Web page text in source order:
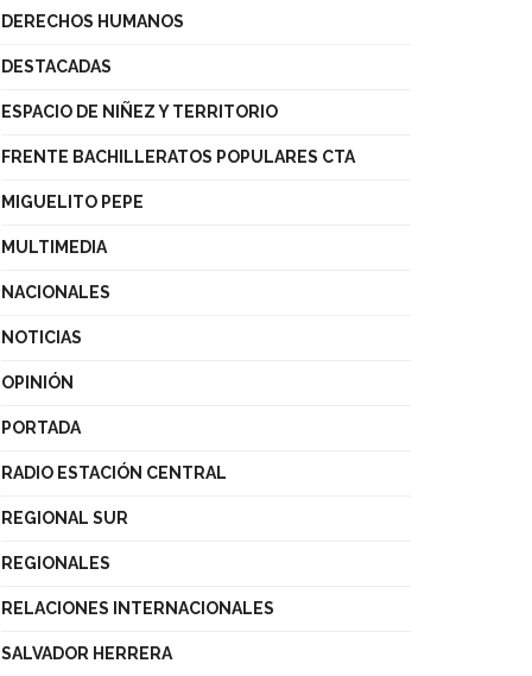
DERECHOS HUMANOS
DESTACADAS
ESPACIO DE NIÑEZ Y TERRITORIO
FRENTE BACHILLERATOS POPULARES CTA
MIGUELITO PEPE
MULTIMEDIA
NACIONALES
NOTICIAS
OPINIÓN
PORTADA
RADIO ESTACIÓN CENTRAL
REGIONAL SUR
REGIONALES
RELACIONES INTERNACIONALES
SALVADOR HERRERA